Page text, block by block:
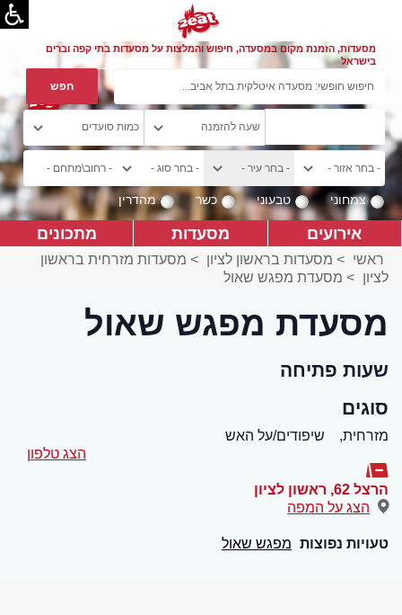
מסעדות, הזמנת מקום במסעדה, חיפוש והמלצות על מסעדות בתי קפה וברים
בישראל
צמחוני טבעוני כשר מהדרין
אירועים מסעדות מתכונים
ראשי > מסעדות בראשון לציון > מסעדות מזרחית בראשון
לציון > מסעדת מפגש שאול
מסעדת מפגש שאול
שעות פתיחה
סוגים
מזרחית,
שיפודים/על האש
הצג טלפון
הרצל 62 , ראשון לציון
הצג על המפה
טעויות נפוצות מפגש שאול